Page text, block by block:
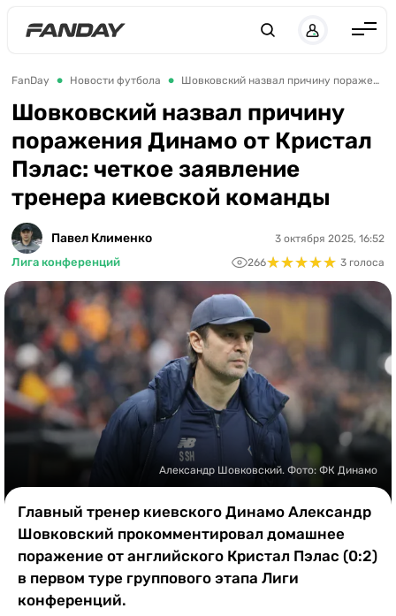
Англия
Испания
Германия
Италия
Франция
Украина
ЛЧ
ЛЕ
ЧЕ-2028
Букмекеры
Казино
FanDay Новости футбола Шовковский назвал причину поражения Динамо от Кристал Пэлас: четкое заявление тренера киевской команды
Шовковский назвал причину
поражения Динамо от Кристал
Пэлас: четкое заявление
тренера киевской команды
Павел Клименко
Лига конференций
3 октября 2025, 16:52
266★★★★★
★★★★★ 3 голоса
Александр Шовковский. Фото: ФК Динамо
Главный тренер киевского Динамо Александр
Шовковский прокомментировал домашнее
поражение от английского Кристал Пэлас (0:2)
в первом туре группового этапа Лиги
конференций.